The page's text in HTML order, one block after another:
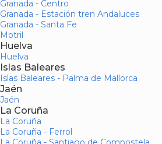
Granada - Centro
Granada - Estación tren Andaluces
Granada - Santa Fe
Motril
Huelva
Huelva
Islas Baleares
Islas Baleares - Palma de Mallorca
Jaén
Jaén
La Coruña
La Coruña
La Coruña - Ferrol